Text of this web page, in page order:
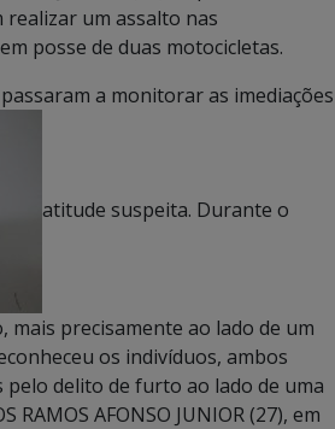
realizar um assalto nas
posse de duas motocicletas.
a monitorar as imediações
atitude suspeita. Durante o
mais precisamente ao lado de um
os indivíduos, ambos
delito de furto ao lado de uma
RAMOS AFONSO JUNIOR (27), em